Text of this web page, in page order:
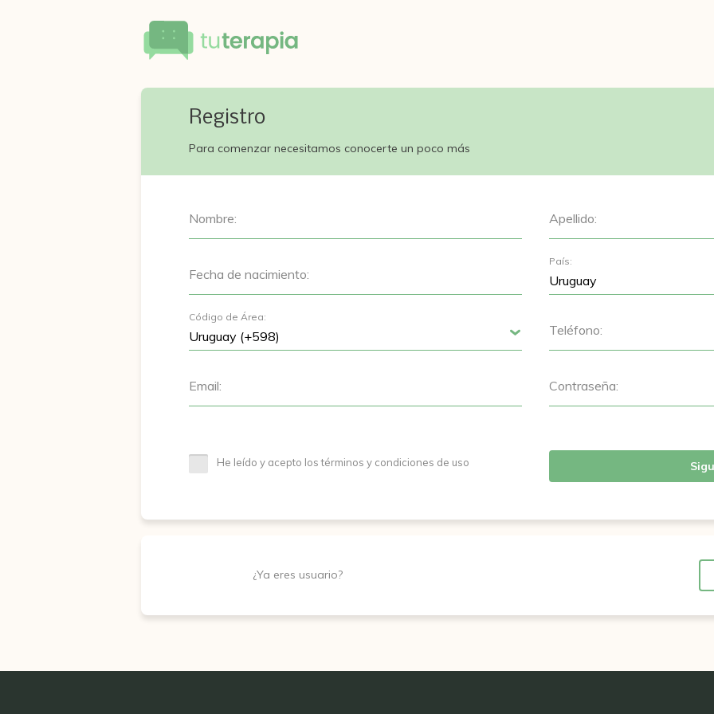
Registro
Para comenzar necesitamos conocerte un poco más
Nombre: Apellido:
Fecha de nacimiento:
País:
Código de Área:
Teléfono:
Email: Contraseña:
He leído y acepto los términos y condiciones de uso
¿Ya eres usuario?